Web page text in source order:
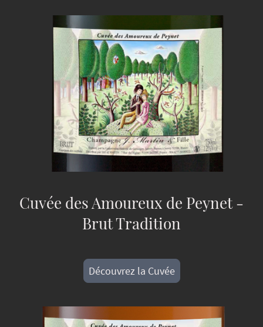
Cuvée des Amoureux de Peynet -
Brut Tradition
Découvrez la Cuvée